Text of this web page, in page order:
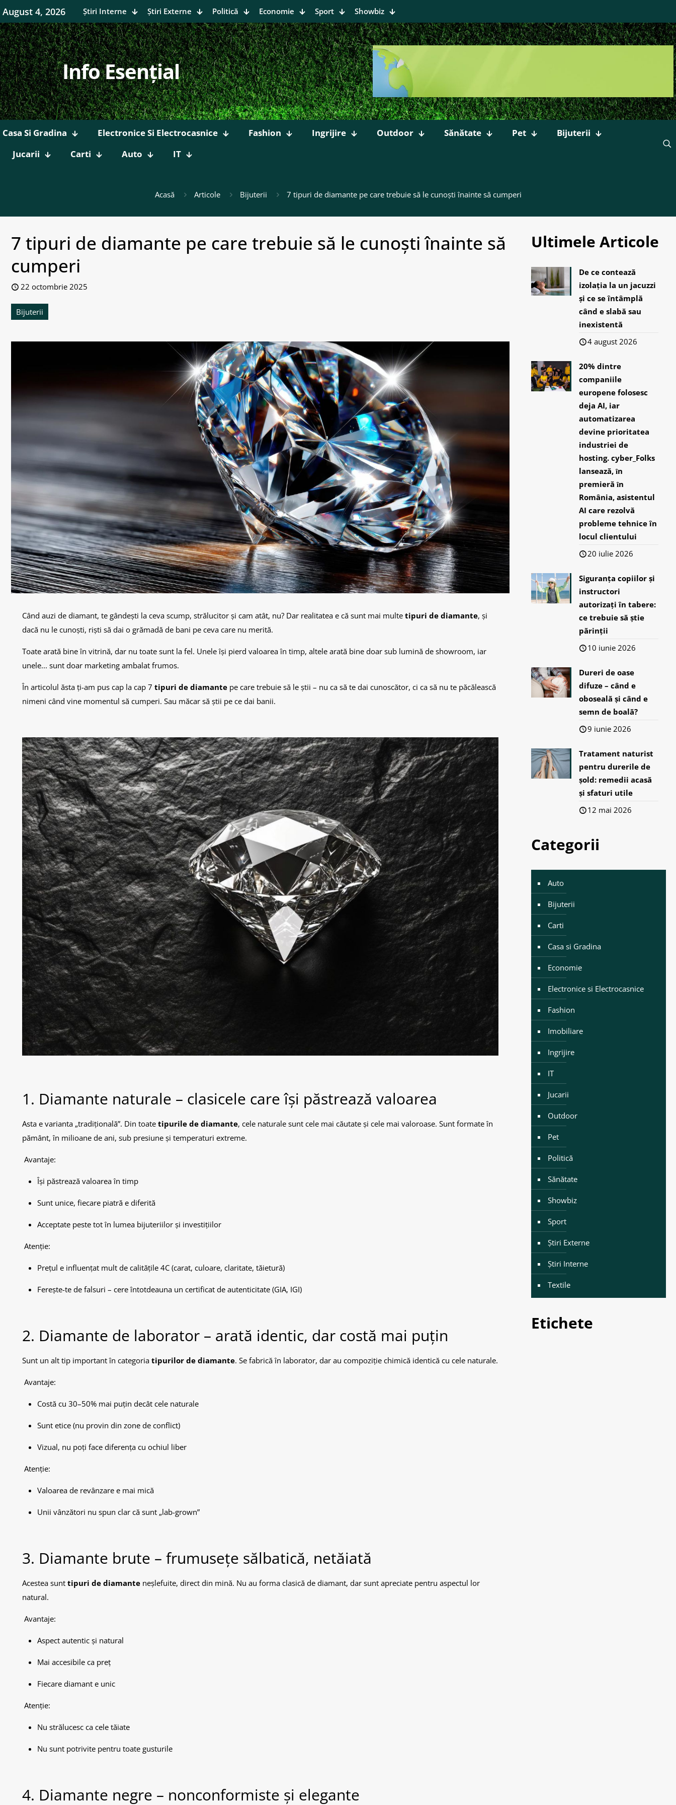
August 4, 2026 Știri Interne Știri Externe Politică Economie Sport Showbiz
Info Esențial
Casa Si Gradina Electronice Si Electrocasnice Fashion Ingrijire Outdoor Sănătate Pet
Bijuterii
Jucarii
Carti Auto IT
Acasă Articole Bijuterii 7 tipuri de diamante pe care trebuie să le cunoști înainte să cumperi
7 tipuri de diamante pe care trebuie să le cunoști înainte să
cumperi
22 octombrie 2025
Bijuterii
Când auzi de diamant, te gândești la ceva scump, strălucitor și cam atât, nu? Dar realitatea e că sunt mai multe tipuri de diamante, și
dacă nu le cunoști, riști să dai o grămadă de bani pe ceva care nu merită.
Toate arată bine în vitrină, dar nu toate sunt la fel. Unele își pierd valoarea în timp, altele arată bine doar sub lumină de showroom, iar
unele... sunt doar marketing ambalat frumos.
În articolul ăsta ți-am pus cap la cap 7 tipuri de diamante pe care trebuie să le știi – nu ca să te dai cunoscător, ci ca să nu te păcălească
nimeni când vine momentul să cumperi. Sau măcar să știi pe ce dai banii.
1. Diamante naturale – clasicele care își păstrează valoarea
Asta e varianta „tradițională”. Din toate tipurile de diamante, cele naturale sunt cele mai căutate și cele mai valoroase. Sunt formate în
pământ, în milioane de ani, sub presiune și temperaturi extreme.
Avantaje:
Își păstrează valoarea în timp
Sunt unice, fiecare piatră e diferită
Acceptate peste tot în lumea bijuteriilor și investițiilor
Atenție:
Prețul e influențat mult de calitățile 4C (carat, culoare, claritate, tăietură)
Ferește-te de falsuri – cere întotdeauna un certificat de autenticitate (GIA, IGI)
2. Diamante de laborator – arată identic, dar costă mai puțin
Sunt un alt tip important în categoria tipurilor de diamante. Se fabrică în laborator, dar au compoziție chimică identică cu cele naturale.
Avantaje:
Costă cu 30–50% mai puțin decât cele naturale
Sunt etice (nu provin din zone de conflict)
Vizual, nu poți face diferența cu ochiul liber
Atenție:
Valoarea de revânzare e mai mică
Unii vânzători nu spun clar că sunt „lab-grown”
3. Diamante brute – frumusețe sălbatică, netăiată
Acestea sunt tipuri de diamante neșlefuite, direct din mină. Nu au forma clasică de diamant, dar sunt apreciate pentru aspectul lor
natural.
Avantaje:
Aspect autentic și natural
Mai accesibile ca preț
Fiecare diamant e unic
Atenție:
Nu strălucesc ca cele tăiate
Nu sunt potrivite pentru toate gusturile
4. Diamante negre – nonconformiste și elegante
Ultimele Articole
De ce contează
izolația la un jacuzzi
și ce se întâmplă
când e slabă sau
inexistentă
4 august 2026
20% dintre
companiile
europene folosesc
deja AI, iar
automatizarea
devine prioritatea
industriei de
hosting. cyber_Folks
lansează, ȋn
premieră ȋn
România, asistentul
AI care rezolvă
probleme tehnice în
locul clientului
20 iulie 2026
Siguranța copiilor și
instructori
autorizați în tabere:
ce trebuie să știe
părinții
10 iunie 2026
Dureri de oase
difuze – când e
oboseală și când e
semn de boală?
9 iunie 2026
Tratament naturist
pentru durerile de
șold: remedii acasă
și sfaturi utile
12 mai 2026
Categorii
Auto
Bijuterii
Carti
Casa si Gradina
Economie
Electronice si Electrocasnice
Fashion
Imobiliare
Ingrijire
IT
Jucarii
Outdoor
Pet
Politică
Sănătate
Showbiz
Sport
Știri Externe
Știri Interne
Textile
Etichete